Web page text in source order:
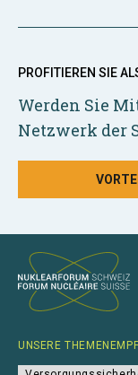
PROFITIEREN SIE
Werden Sie
Netzwerk der
UNSERE